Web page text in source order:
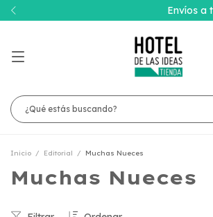
Envíos a todo el país
Inicio / Editorial / Muchas Nueces
Muchas Nueces